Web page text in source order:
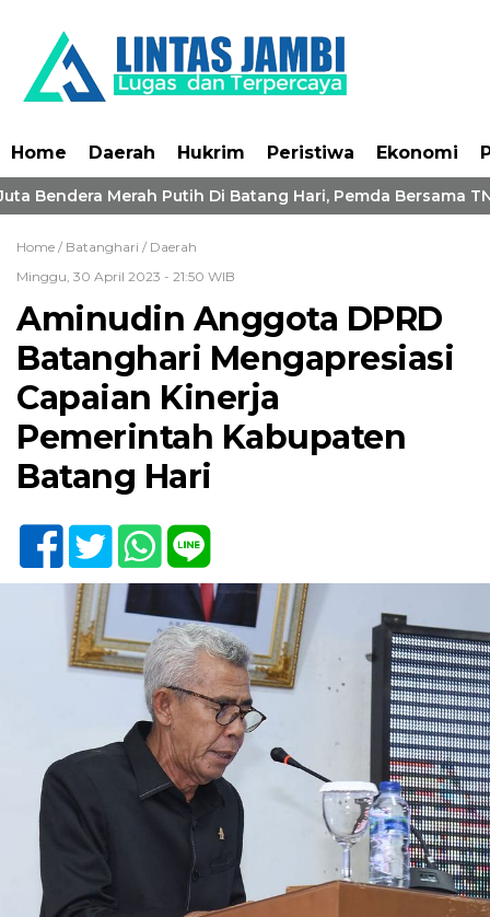
Home Daerah Hukrim Peristiwa Ekonomi
Bendera Merah Putih Di Batang Hari, Pemda Bersama
Home / Batanghari / Daerah
Minggu, 30 April 2023 - 21:50 WIB
Aminudin Anggota DPRD
Batanghari Mengapresiasi
Capaian Kinerja
Pemerintah Kabupaten
Batang Hari